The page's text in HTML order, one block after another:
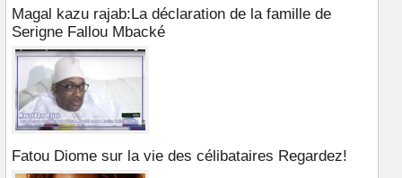
Magal kazu rajab:La déclaration de la famille de
Serigne Fallou Mbacké
Fatou Diome sur la vie des célibataires Regardez!